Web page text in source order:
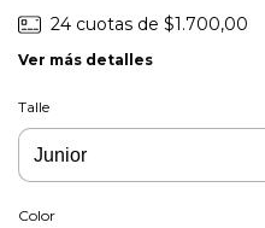
24 cuotas de $1.700,00
Ver más detalles
Talle
Color